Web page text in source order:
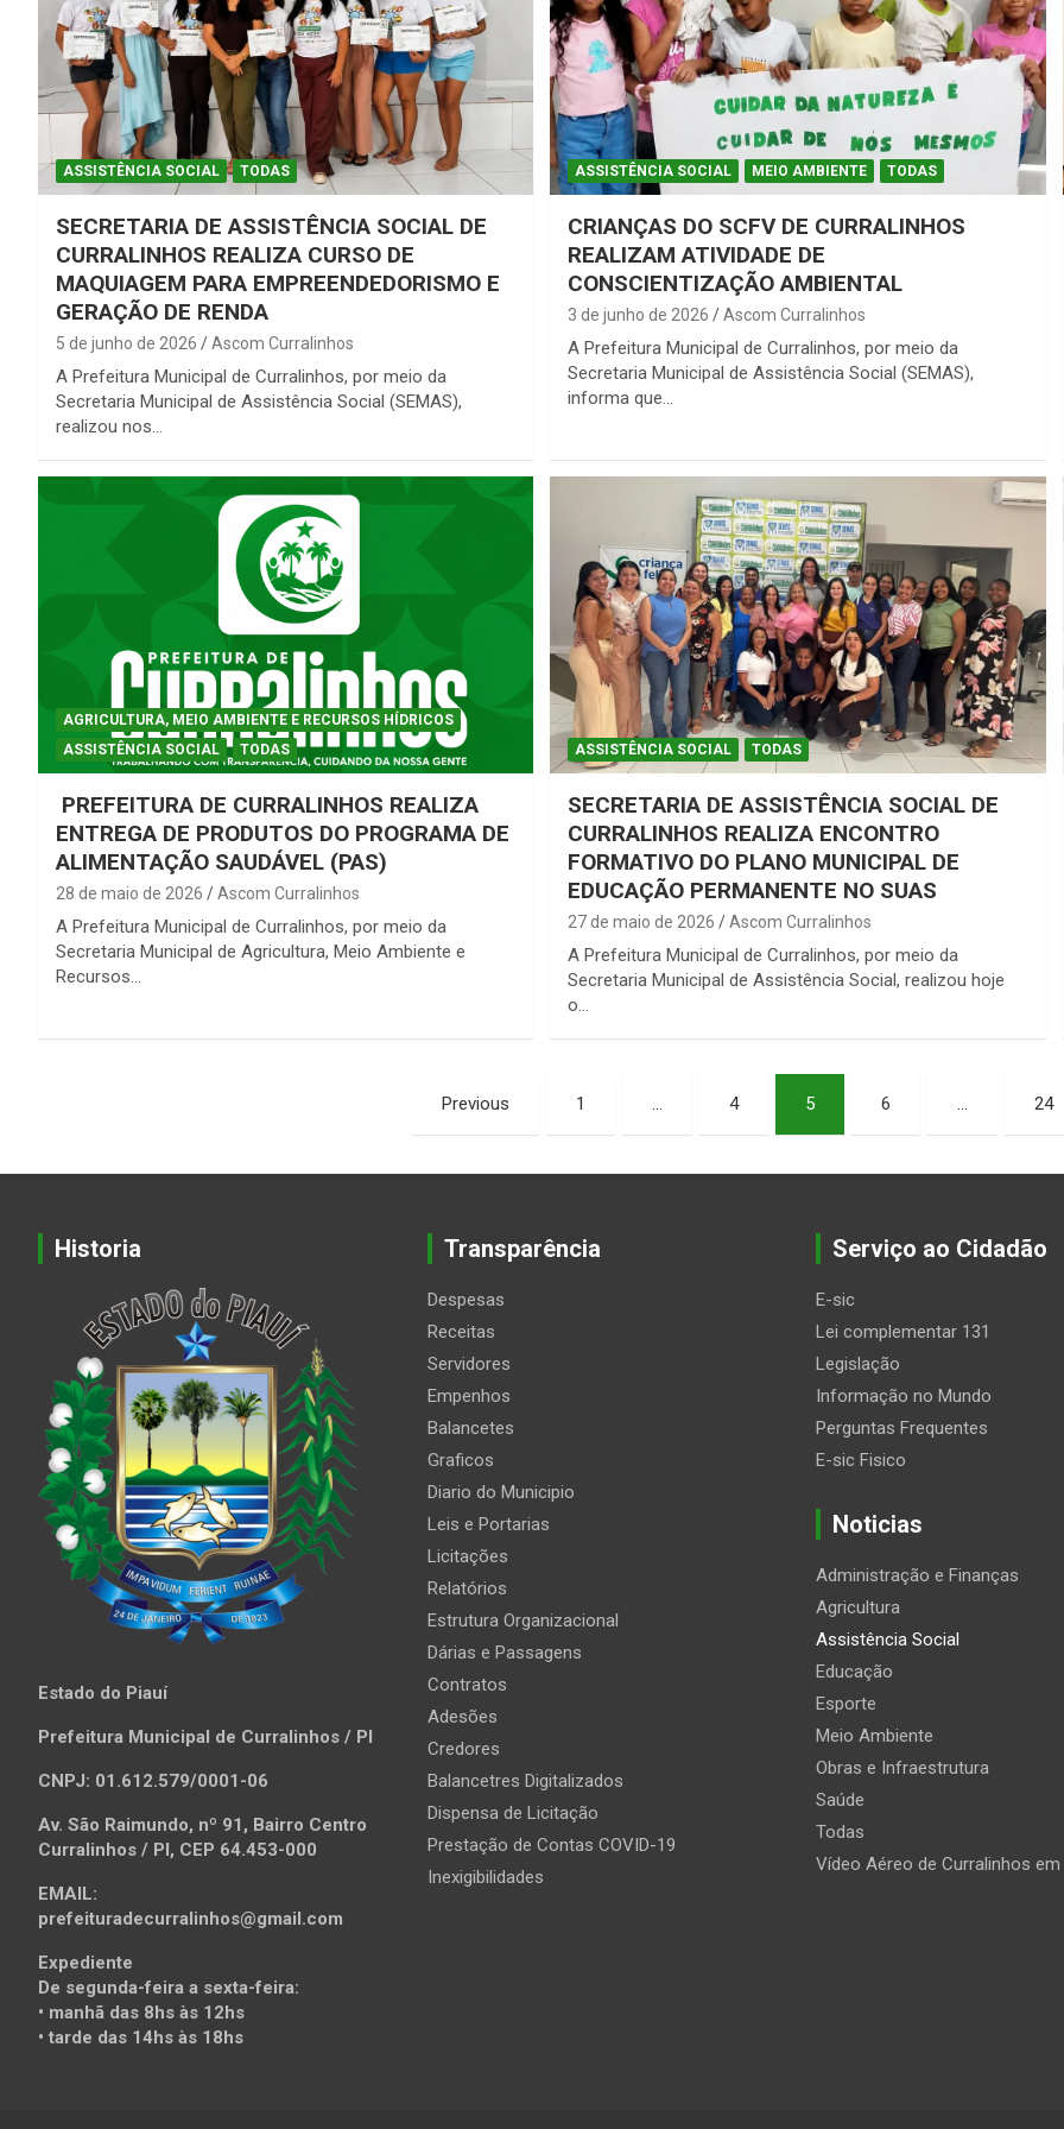
ASSISTÊNCIA SOCIAL TODAS
SECRETARIA DE ASSISTÊNCIA SOCIAL DE
CURRALINHOS REALIZA CURSO DE
MAQUIAGEM PARA EMPREENDEDORISMO E
GERAÇÃO DE RENDA
5 de junho de 2026 Ascom Curralinhos
A Prefeitura Municipal de Curralinhos, por meio da
Secretaria Municipal de Assistência Social (SEMAS),
realizou nos…
ASSISTÊNCIA SOCIAL MEIO AMBIENTE TODAS
CRIANÇAS DO SCFV DE CURRALINHOS
REALIZAM ATIVIDADE DE
CONSCIENTIZAÇÃO AMBIENTAL
3 de junho de 2026 Ascom Curralinhos
A Prefeitura Municipal de Curralinhos, por meio da
Secretaria Municipal de Assistência Social (SEMAS),
informa que…
AGRICULTURA, MEIO AMBIENTE E RECURSOS HÍDRICOS
ASSISTÊNCIA SOCIAL
TODAS
PREFEITURA DE CURRALINHOS REALIZA
ENTREGA DE PRODUTOS DO PROGRAMA DE
ALIMENTAÇÃO SAUDÁVEL (PAS)
28 de maio de 2026 Ascom Curralinhos
A Prefeitura Municipal de Curralinhos, por meio da
Secretaria Municipal de Agricultura, Meio Ambiente e
Recursos…
ASSISTÊNCIA SOCIAL TODAS
SECRETARIA DE ASSISTÊNCIA SOCIAL DE
CURRALINHOS REALIZA ENCONTRO
FORMATIVO DO PLANO MUNICIPAL DE
EDUCAÇÃO PERMANENTE NO SUAS
27 de maio de 2026 Ascom Curralinhos
A Prefeitura Municipal de Curralinhos, por meio da
Secretaria Municipal de Assistência Social, realizou hoje
o…
Previous 1 … 4 5 6 … 24
Historia
Estado do Piauí
Prefeitura Municipal de Curralinhos / PI
CNPJ: 01.612.579/0001-06
Av. São Raimundo, nº 91, Bairro Centro
Curralinhos / PI, CEP 64.453-000
EMAIL:
prefeituradecurralinhos@gmail.com
Expediente
De segunda-feira a sexta-feira:
• manhã das 8hs às 12hs
• tarde das 14hs às 18hs
Transparência
Despesas
Receitas
Servidores
Empenhos
Balancetes
Graficos
Diario do Municipio
Leis e Portarias
Licitações
Relatórios
Estrutura Organizacional
Dárias e Passagens
Contratos
Adesões
Credores
Balancetres Digitalizados
Dispensa de Licitação
Prestação de Contas COVID-19
Inexigibilidades
Serviço ao Cidadão
E-sic
Lei complementar 131
Legislação
Informação no Mundo
Perguntas Frequentes
E-sic Fisico
Noticias
Administração e Finanças
Agricultura
Assistência Social
Educação
Esporte
Meio Ambiente
Obras e Infraestrutura
Saúde
Todas
Vídeo Aéreo de Curralinhos em